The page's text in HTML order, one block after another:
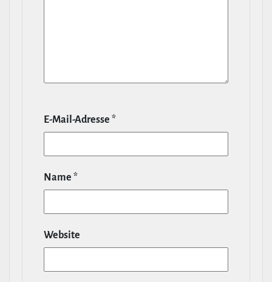
E‑Mail-​Adresse *
Name *
Website